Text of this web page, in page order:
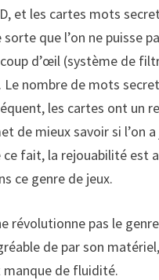
et les cartes mots
que l’on ne puisse
d’œil (système de
Le nombre de mots
les cartes ont un
de mieux savoir si l’on
ce fait, la rejouabilité est
ce genre de jeux.
révolutionne pas le
de par son
manque de fluidité.